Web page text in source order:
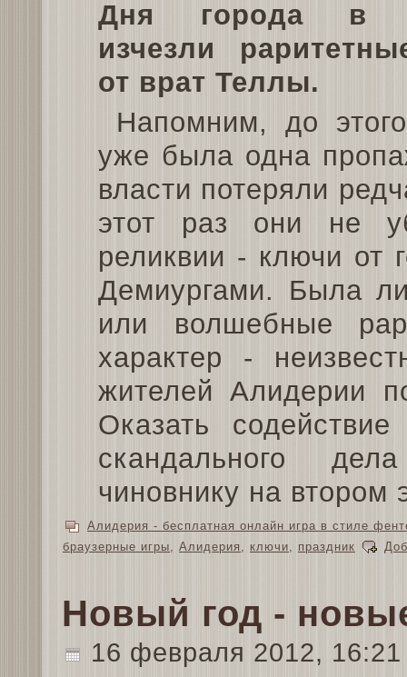
Дня города в
изчезли
от врат Теллы.
Напомним, до
уже была одна
власти потеряли
этот раз они не
реликвии - ключи от
Демиургами. Была
или волшебные
характер -
жителей Алидерии
Оказать
скандального
чиновнику на втором
Алидерия - бесплатная онлайн игра в стиле
браузерные игры
Алидерия ключи праздник
Новый год -
16 февраля 2012,